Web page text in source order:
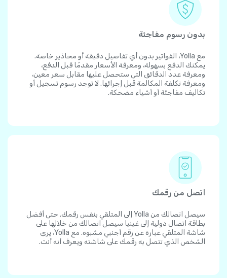
بدون رسوم مفاجئة
مع Yolla، الفواتير بدون أي تفاصيل دقيقة أو محاذير خاصة.
يمكنك الدفع بسهولة، ومعرفة الأسعار مقدمًا قبل الدفع،
ومعرفة عدد الدقائق التي ستحصل عليها مقابل سعر معين،
ومعرفة تكلفة المكالمة قبل إجرائها. لا توجد رسوم تسجيل أو
تكاليف مفاجئة أو أشياء مضحكة.
اتصل من رقمك
سيصل اتصالك من Yolla إلى المتلقي بنفس رقمك. حتى أفضل
بطاقة اتصال دولية إلى غينيا سيصل اتصالك من خلالها على
شاشة المتلقي عبارة عن رقم أجنبي مشبوه. مع Yolla، يرى
الشخص الذي تتصل به رقمك على شاشته ويعرف أنه أنت.